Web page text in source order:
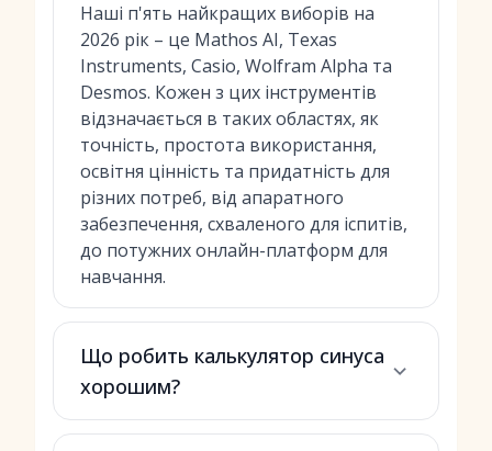
Наші п'ять найкращих виборів на
2026 рік – це Mathos AI, Texas
Instruments, Casio, Wolfram Alpha та
Desmos. Кожен з цих інструментів
відзначається в таких областях, як
точність, простота використання,
освітня цінність та придатність для
різних потреб, від апаратного
забезпечення, схваленого для іспитів,
до потужних онлайн-платформ для
навчання.
Що робить калькулятор синуса
хорошим?